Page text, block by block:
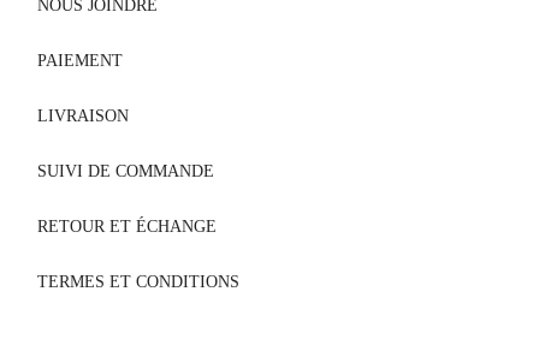
NOUS JOINDRE
PAIEMENT
LIVRAISON
SUIVI DE COMMANDE
RETOUR ET ÉCHANGE
TERMES ET CONDITIONS